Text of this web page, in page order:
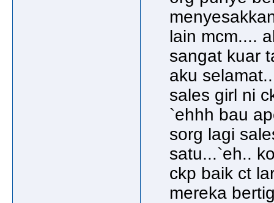
lain mcm....
sangat kuar
aku
sales girl ni
`ehhh bau
sorg lagi
satu...`eh..
ckp baik ct
mereka